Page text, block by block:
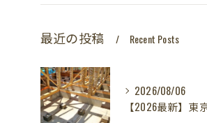
最近の投稿 Recent Posts
2026/08/06